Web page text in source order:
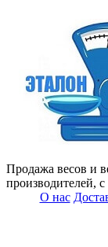
Продажа весов и
производителей,
О нас